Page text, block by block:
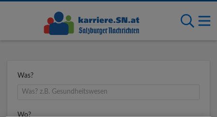
Was?
Wo?